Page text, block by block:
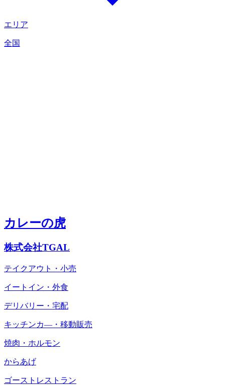
エリア
全国
カレーの虎
株式会社TGAL
テイクアウト・小売
イートイン・外食
デリバリー・宅配
キッチンカ―・移動販売
焼肉・ホルモン
からあげ
ゴーストレストラン